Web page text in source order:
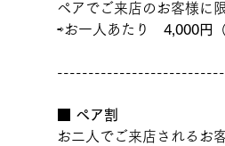
ペアでご来店のお客様に
⇨お一人あたり 4,000円
■ ペア割
お二人でご来店されるお